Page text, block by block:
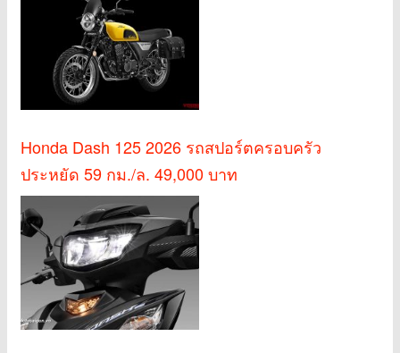
Honda Dash 125 2026 รถสปอร์ตครอบครัว
ประหยัด 59 กม./ล. 49,000 บาท